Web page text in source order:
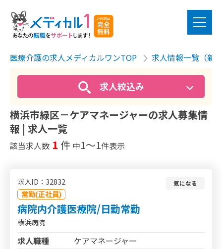
医療介護の求人メディカルワンTOP 求人情報一覧（新
求人絞込み
横浜市緑区－ケアマネージャーの求人募集情
報 | 求人一覧
該当求人数 1 件 中1〜1件表示
求人ID：32832
常勤(正社員)
気になる
病院内介護医療院/日勤常勤
横浜病院
求人職種
ケアマネージャー